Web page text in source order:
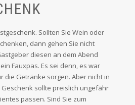
Sollten Sie Wein oder
dann gehen Sie nicht
diesen an dem Abend
Fauxpas. Es sei denn, es war
die Getränke sorgen. Aber nicht in
sollte preislich ungefähr
passen. Sind Sie zum